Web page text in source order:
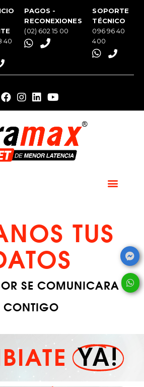
40
PAGOS -
RECONEXIONES
(02) 602 15 00
SOPORTE
TÉCNICO
096 96 40
400
TUS
SE COMUNICARA
CONTIGO
YA!